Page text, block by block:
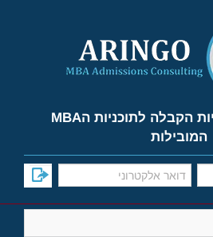
למד על אפשרויות הקבלה לתוכניות הMBA
המובילות